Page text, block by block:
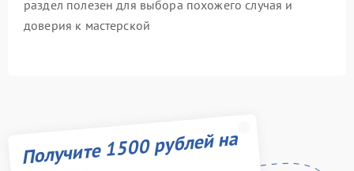
раздел полезен для выбора похожего случая и
доверия к мастерской
Получите 1500 рублей на